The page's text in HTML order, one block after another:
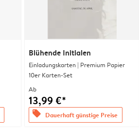
Blühende Initialen
Einladungskarten | Premium Papier
10er Karten-Set
Ab
13,99 €*
offers Dauerhaft günstige Preise